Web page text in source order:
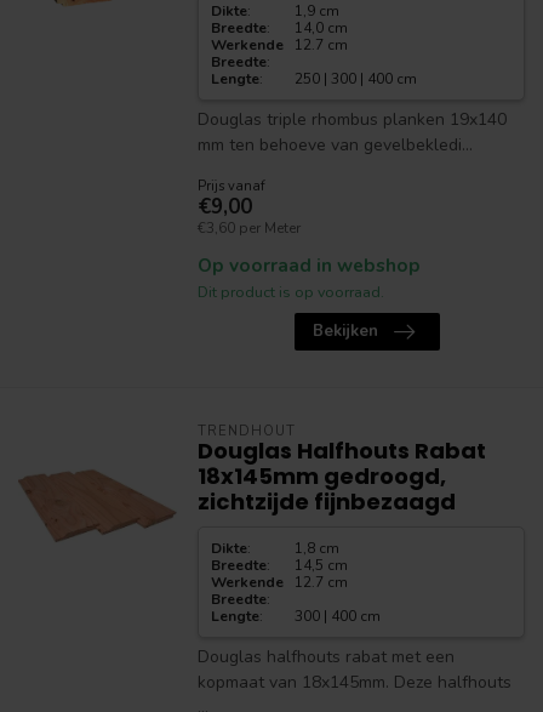
Dikte:
1,9 cm
Breedte:
14,0 cm
Werkende
Breedte:
12.7 cm
Lengte: 250 | 300 | 400 cm
Douglas triple rhombus planken 19x140
mm ten behoeve van gevelbekledi...
Prijs vanaf
€9,00
€3,60 per Meter
Op voorraad in webshop
Dit product is op voorraad.
Bekijken
TRENDHOUT
Douglas Halfhouts Rabat
18x145mm gedroogd,
zichtzijde fijnbezaagd
Dikte:
1,8 cm
Breedte:
14,5 cm
Werkende
Breedte:
12.7 cm
Lengte: 300 | 400 cm
Douglas halfhouts rabat met een
kopmaat van 18x145mm. Deze halfhouts